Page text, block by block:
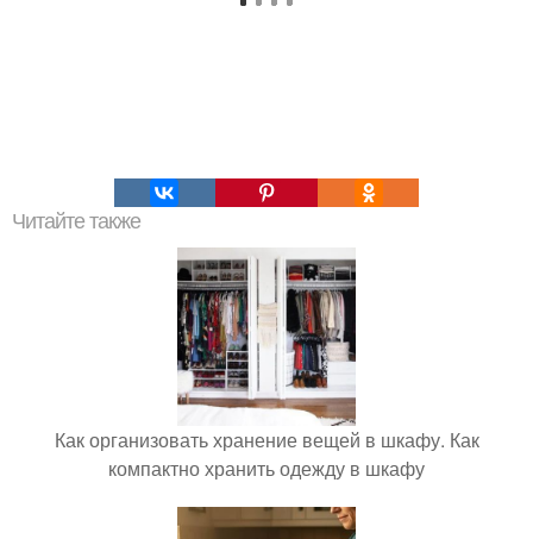
Читайте также
Как организовать хранение вещей в шкафу. Как
компактно хранить одежду в шкафу